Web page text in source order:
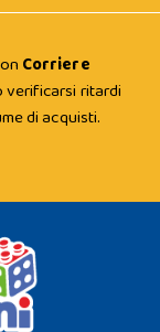
Corriere
verificarsi ritardi
di acquisti.